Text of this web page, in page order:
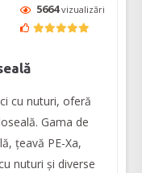
5664vizualizări
cu nuturi, oferă
Gama de
țeavă PE-Xa,
nuturi și diverse